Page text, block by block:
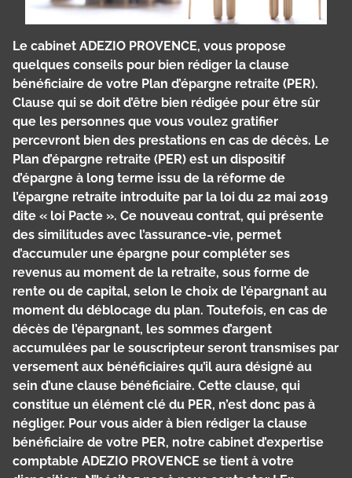
Le cabinet ADEZIO PROVENCE, vous propose
quelques conseils pour bien rédiger la clause
bénéficiaire de votre Plan d’épargne retraite (PER).
Clause qui se doit d’être bien rédigée pour être sûr
que les personnes que vous voulez gratifier
percevront bien des prestations en cas de décès. Le
Plan d’épargne retraite (PER) est un dispositif
d’épargne à long terme issu de la réforme de
l’épargne retraite introduite par la loi du 22 mai 2019
dite « loi Pacte ». Ce nouveau contrat, qui présente
des similitudes avec l’assurance-vie, permet
d’accumuler une épargne pour compléter ses
revenus au moment de la retraite, sous forme de
rente ou de capital, selon le choix de l’épargnant au
moment du déblocage du plan. Toutefois, en cas de
décès de l’épargnant, les sommes d’argent
accumulées par le souscripteur seront transmises par
versement aux bénéficiaires qu’il aura désigné au
sein d’une clause bénéficiaire. Cette clause, qui
constitue un élément clé du PER, n’est donc pas à
négliger. Pour vous aider à bien rédiger la clause
bénéficiaire de votre PER, notre cabinet d’expertise
comptable ADEZIO PROVENCE se tient à votre